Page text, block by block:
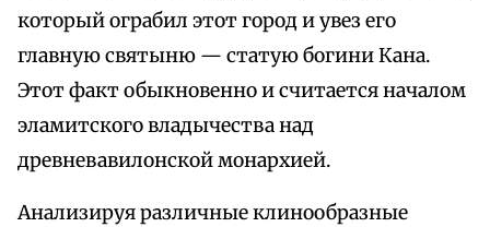
который ограбил этот город и увез его
главную святыню — статую богини Кана.
Этот факт обыкновенно и считается началом
эламитского владычества над
древневавилонской монархией.
Анализируя различные клинообразные